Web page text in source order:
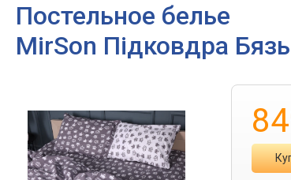
Постельное белье
MirSon Підковдра